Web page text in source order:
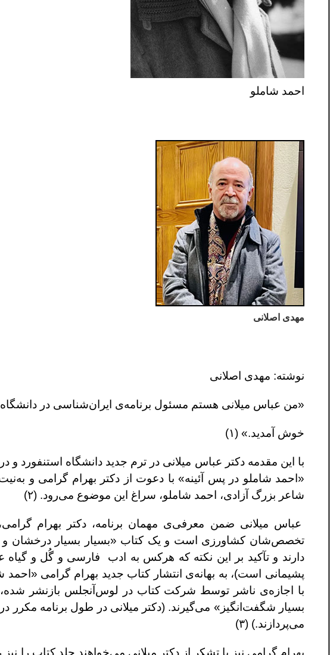
احمد شاملو
مهدی اصلانی
نوشته: مهدی اصلانی
«من عباس میلانی هستم مسئول برنامه‌ی ایران‌شناسی در دانشگاه
خوش آمدید.» (۱)
با این مقدمه دکتر عباس میلانی در ترم جدید دانشگاه استنفورد
«احمد شاملو در پس آئینه» با دعوت از دکتر بهرام گرامی
شاعر بزرگ آزادی، احمد شاملو، سراغ این موضوع می‌رود. (۲)
عباس میلانی ضمن معرفی‌ی مهمان برنامه، دکتر بهرام
تخصص‌شان کشاورزی است و یک کتاب «بسیار ‌بسیار درخشان و
دارند و تآکید بر این نکته که هرکس به‌ ادب فارسی و گُل ‌و
پشیمانی است)، به بهانه‌ی انتشار کتاب جدید بهرام گرامی
با اجازه‌ی ناشر توسط شرکت کتاب در لوس‌آنجلس بازنشر
بسیار شگفت‌انگیز» می‌‌گیرند. (دکتر میلانی در طول برنامه مکرر
می‌پردازند.) (۳)
بهرام گرامی نیز با تشکر از دکتر میلانی می‌خواهند جلد کتاب را